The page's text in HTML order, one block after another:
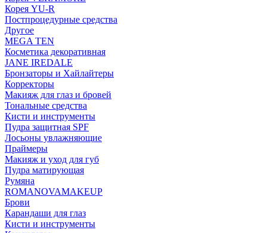
Корея YU-R
Постпроцедурные средства
Другое
MEGA TEN
Косметика декоративная
JANE IREDALE
Бронзаторы и Хайлайтеры
Корректоры
Макияж для глаз и бровей
Тональные средства
Кисти и инструменты
Пудра защитная SPF
Лосьоны увлажняющие
Праймеры
Макияж и уход для губ
Пудра матирующая
Румяна
ROMANOVAMAKEUP
Брови
Карандаши для глаз
Кисти и инструменты